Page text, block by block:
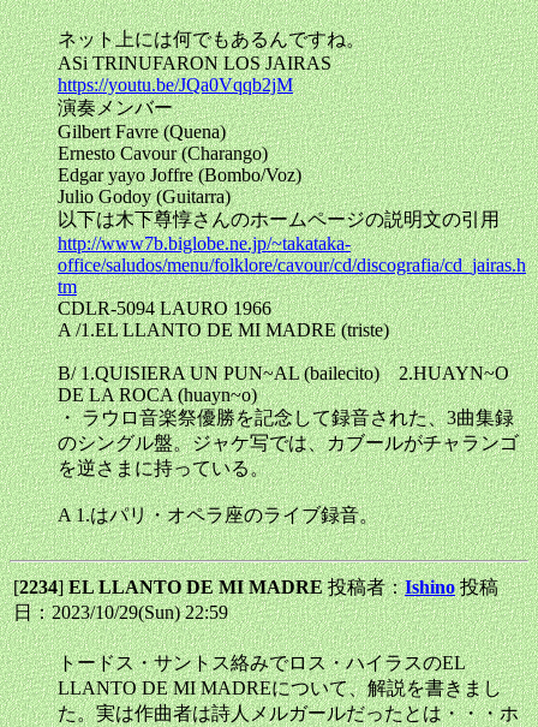
ネット上には何でもあるんですね。
ASi TRINUFARON LOS JAIRAS
https://youtu.be/JQa0Vqqb2jM
演奏メンバー
Gilbert Favre (Quena)
Ernesto Cavour (Charango)
Edgar yayo Joffre (Bombo/Voz)
Julio Godoy (Guitarra)
以下は木下尊惇さんのホームページの説明文の引用
http://www7b.biglobe.ne.jp/~takataka-
office/saludos/menu/folklore/cavour/cd/discografia/cd_jairas.h
tm
CDLR-5094 LAURO 1966
A /1.EL LLANTO DE MI MADRE (triste)
B/ 1.QUISIERA UN PUN~AL (bailecito) 2.HUAYN~O
DE LA ROCA (huayn~o)
・ ラウロ音楽祭優勝を記念して録音された、3曲集録
のシングル盤。ジャケ写では、カブールがチャランゴ
を逆さまに持っている。
A 1.はパリ・オペラ座のライブ録音。
[2234]EL LLANTO DE MI MADRE投稿者：Ishino 投稿
日：2023/10/29(Sun) 22:59
トードス・サントス絡みでロス・ハイラスのEL
LLANTO DE MI MADREについて、解説を書きまし
た。実は作曲者は詩人メルガールだったとは・・・ホ